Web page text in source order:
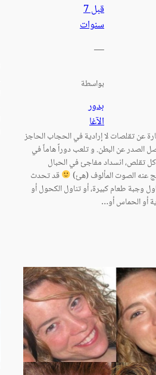
قبل 7
سنوات
—
بواسطة
بدور
الآغا
عن تقلصات لا إرادية في الحجاب الحاجز
الصدر عن البطن. و تلعب دوراً هاماً في
تقلص، انسداد مفاجئ في الحبال
عنه الصوت المألوف (هئ)
قد تحدث
وجبة طعام كبيرة، أو تناول الكحول أو
أو الحماس أو…